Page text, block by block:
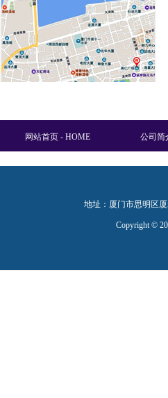
网站首页 - HOME 公司简
地址：厦门市思明区
Copyright ©